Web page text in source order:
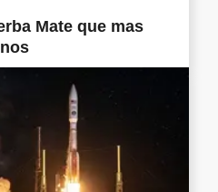
Mate que mas